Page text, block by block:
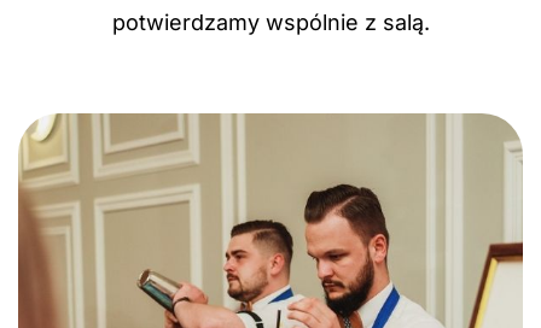
potwierdzamy wspólnie z salą.